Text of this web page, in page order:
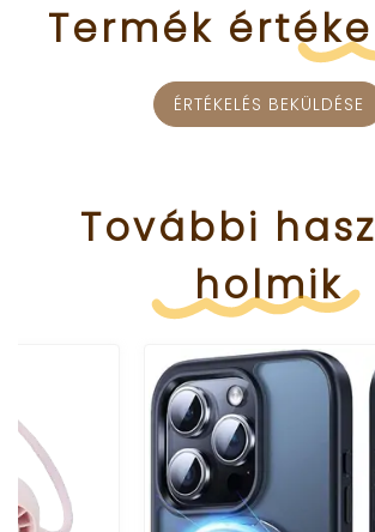
Termék
ÉRTÉKELÉS BEKÜLDÉSE
További
holmik